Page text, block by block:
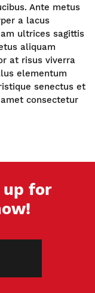
Ante metus
a lacus
ultrices sagittis
aliquam
at risus viverra
elementum
senectus et
consectetur
up for